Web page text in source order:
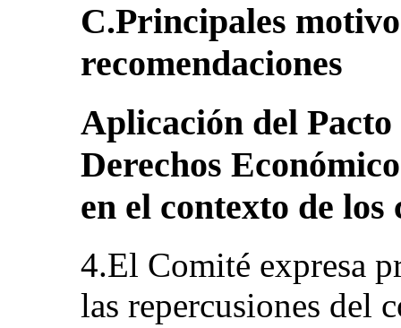
C.Principales
recomendaciones
Aplicación del
Derechos
en el contexto de
4.El Comité expresa
las repercusiones del